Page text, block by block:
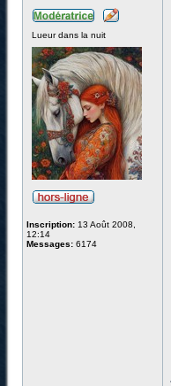
Lueur dans la nuit
Inscription: 13 Août 2008,
12:14
Messages: 6174